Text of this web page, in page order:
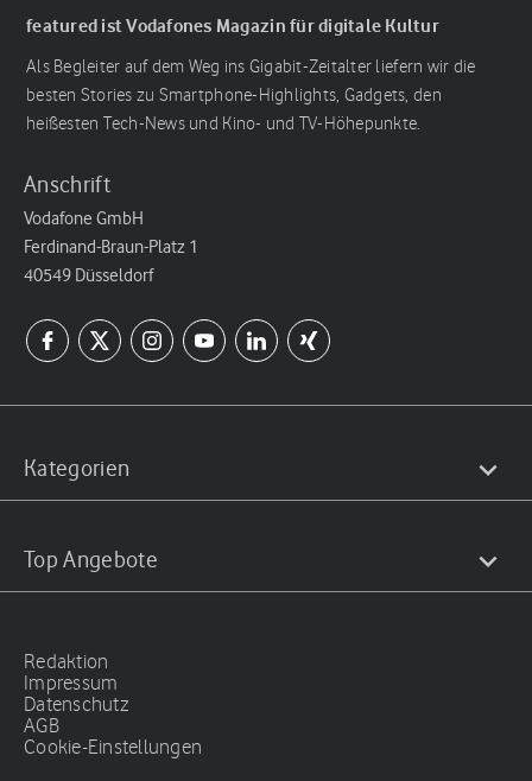
featured ist Vodafones Magazin für digitale Kultur
Als Begleiter auf dem Weg ins Gigabit-Zeitalter liefern wir die
besten Stories zu Smartphone-Highlights, Gadgets, den
heißesten Tech-News und Kino- und TV-Höhepunkte.
Anschrift
Vodafone GmbH
Ferdinand-Braun-Platz 1
40549 Düsseldorf
Kategorien
Top Angebote
Redaktion
Impressum
Datenschutz
AGB
Cookie-Einstellungen